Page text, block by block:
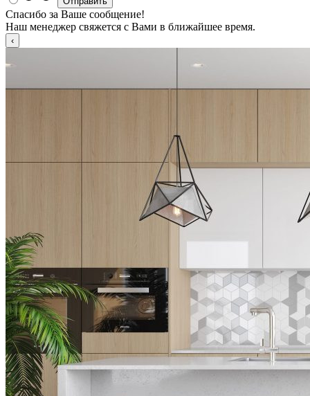
Спасибо за Ваше сообщение!
Наш менеджер свяжется с Вами в ближайшее время.